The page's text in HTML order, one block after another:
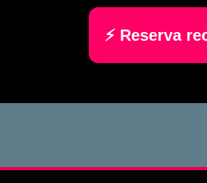
⚡ Reserva